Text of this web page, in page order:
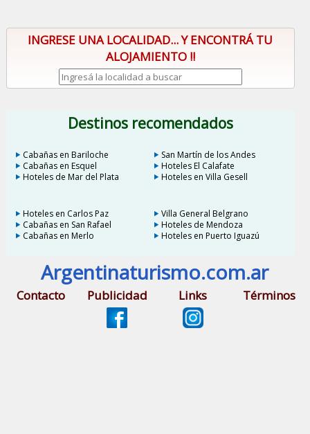
INGRESE UNA LOCALIDAD... Y ENCONTRÁ TU
ALOJAMIENTO !!
Destinos recomendados
Cabañas en Bariloche
San Martín de los Andes
Cabañas en Esquel
Hoteles El Calafate
Hoteles de Mar del Plata
Hoteles en Villa Gesell
Hoteles en Carlos Paz
Villa General Belgrano
Cabañas en San Rafael
Hoteles de Mendoza
Cabañas en Merlo
Hoteles en Puerto Iguazú
Argentinaturismo.com.ar
Contacto Publicidad Links Términos